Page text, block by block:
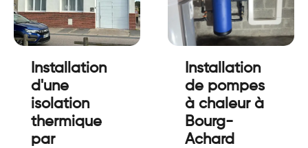
Installation
d'une
isolation
thermique
par
Installation
de pompes
à chaleur à
Bourg-
Achard